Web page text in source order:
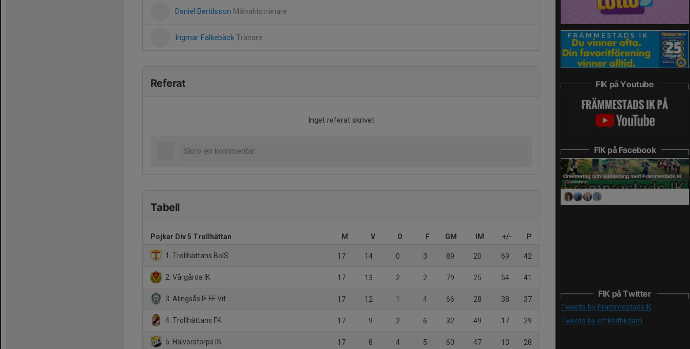
Daniel Bertilsson Målvaktstränare
Ingmar Falkebäck Tränare
Referat
Inget referat skrivet
Tabell
Pojkar Div 5 Trollhättan M V O F GM IM +/- P
1. Trollhättans BoIS 17 14 0 3 89 20 69 42
2. Vårgårda IK 17 13 2 2 79 25 54 41
3. Alingsås IF FF Vit 17 12 1 4 66 28 38 37
4. Trollhättans FK 17 9 2 6 32 49 -17 29
5. Halvorstorps IS 17 8 4 5 60 47 13 28
FIK på Youtube
FIK på Facebook
FIK på Twitter
Tweets by FrammestadsIK
Tweets by effkniffikdam